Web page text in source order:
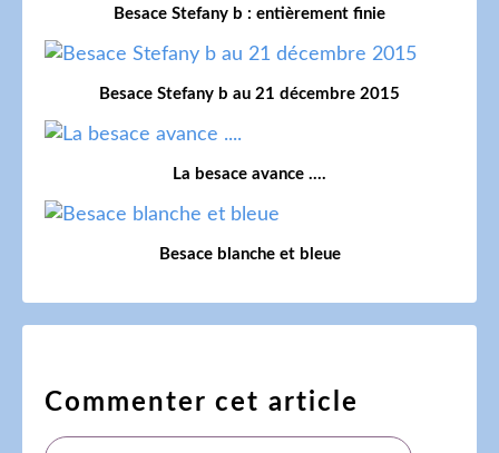
Besace Stefany b : entièrement finie
Besace Stefany b au 21 décembre 2015
La besace avance ....
Besace blanche et bleue
Commenter cet article